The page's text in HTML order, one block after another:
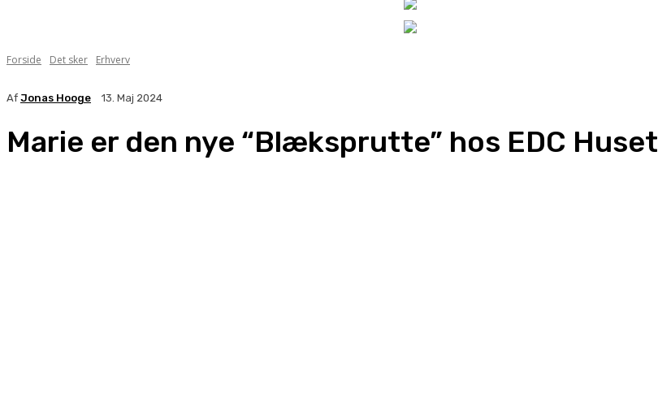
Forside Det sker Erhverv
Af Jonas Hooge 13. Maj 2024
Marie er den nye “Blæksprutte” hos EDC Huset